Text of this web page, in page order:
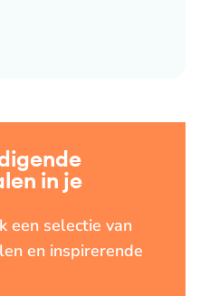
in je
een selectie van
en inspirerende